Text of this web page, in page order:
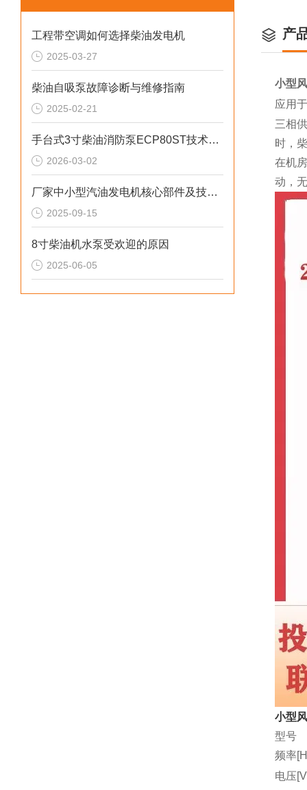
工程带空调如何选择柴油发电机
2025-03-27
柴油自吸泵故障诊断与维修指南
2025-02-21
手台式3寸柴油消防泵ECP80ST技术参数
2026-03-02
厂家中小型汽油发电机核心部件及技术要点
2025-09-15
8寸柴油机水泵受欢迎的原因
2025-06-05
产
小型
应用
三相
时，
在机
动，
小型
型号
频率
电压